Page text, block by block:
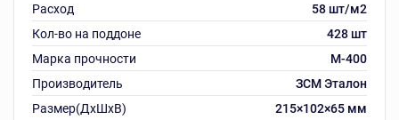
Расход
58 шт/м2
Кол-во на поддоне
428 шт
Марка прочности
М-400
Производитель
ЗСМ Эталон
Размер(ДхШхВ)
215×102×65 мм